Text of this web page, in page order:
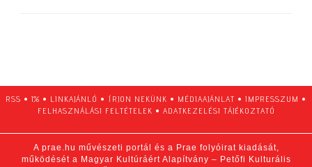
RSS • 1% • LINKAJÁNLÓ • ÍRJON NEKÜNK • MÉDIAAJÁNLAT • IMPRESSZUM •
FELHASZNÁLÁSI FELTÉTELEK • ADATKEZELÉSI TÁJÉKOZTATÓ
A prae.hu művészeti portál és a Prae folyóirat kiadását,
működését a Magyar Kultúráért Alapítvány – Petőfi Kulturális